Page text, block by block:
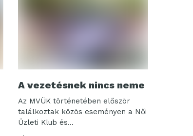
A vezetésnek nincs neme
Az MVÜK történetében először
találkoztak közös eseményen a Női
Üzleti Klub és...